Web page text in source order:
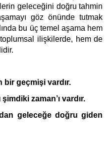
geleceğini doğru tahmin
göz önünde tutmak
bu üç temel aşama hem
ilişkilerde, hem de
bir geçmişi vardır.
zaman’ı vardır.
geleceğe doğru giden